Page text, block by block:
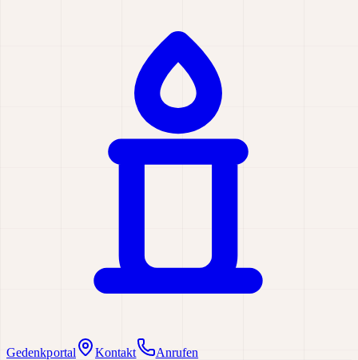
Gedenkportal Kontakt Anrufen